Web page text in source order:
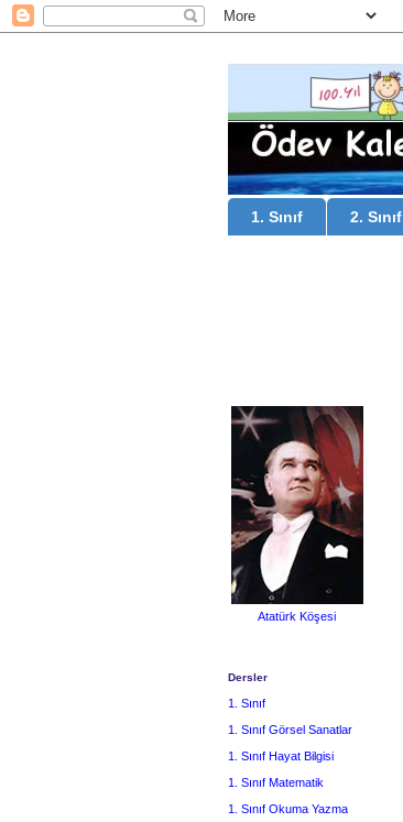
1. Sınıf 2. Sınıf
Atatürk Köşesi
Dersler
1. Sınıf
1. Sınıf Görsel Sanatlar
1. Sınıf Hayat Bilgisi
1. Sınıf Matematik
1. Sınıf Okuma Yazma